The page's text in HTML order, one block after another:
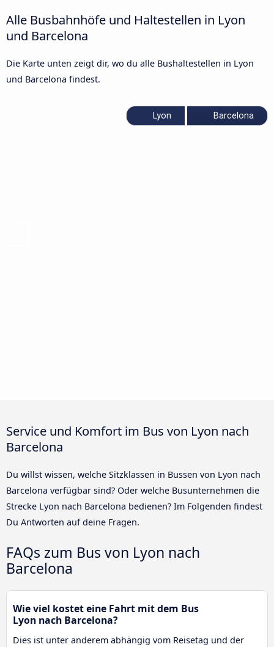
Alle Busbahnhöfe und Haltestellen in Lyon
und Barcelona
Die Karte unten zeigt dir, wo du alle Bushaltestellen in Lyon
und Barcelona findest.
Lyon Barcelona
Service und Komfort im Bus von Lyon nach
Barcelona
Du willst wissen, welche Sitzklassen in Bussen von Lyon nach
Barcelona verfügbar sind? Oder welche Busunternehmen die
Strecke Lyon nach Barcelona bedienen? Im Folgenden findest
Du Antworten auf deine Fragen.
FAQs zum Bus von Lyon nach
Barcelona
Wie viel kostet eine Fahrt mit dem Bus
Lyon nach Barcelona?
Dies ist unter anderem abhängig vom Reisetag und der